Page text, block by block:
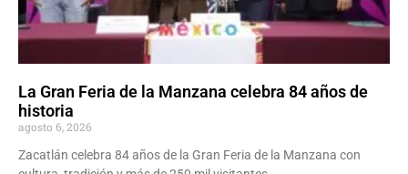
La Gran Feria de la Manzana celebra 84 años de
historia
agosto 6, 2026
Zacatlán celebra 84 años de la Gran Feria de la Manzana con